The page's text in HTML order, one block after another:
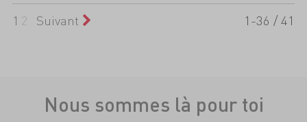
1 2 Suivant 1-36 / 41
Nous sommes là pour toi